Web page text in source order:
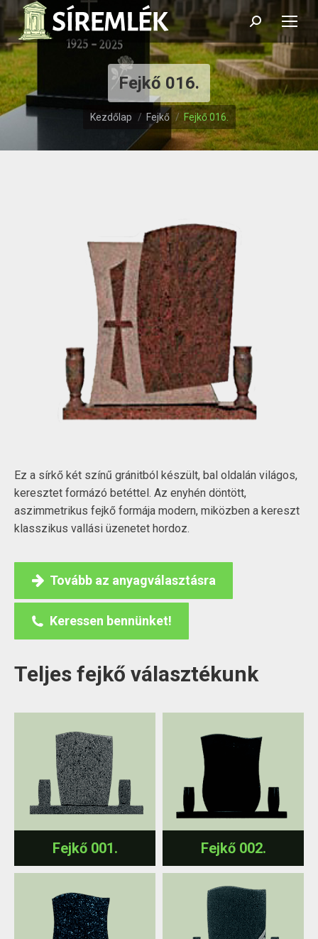
Search:
Fejkő 016.
Itt vagy:
Kezdőlap Fejkő Fejkő 016.
Ez a sírkő két színű gránitból készült, bal oldalán világos,
keresztet formázó betéttel. Az enyhén döntött,
aszimmetrikus fejkő formája modern, miközben a kereszt
klasszikus vallási üzenetet hordoz.
Tovább az anyagválasztásra
Keressen bennünket!
Teljes fejkő választékunk
Fejkő 001. Fejkő 002.